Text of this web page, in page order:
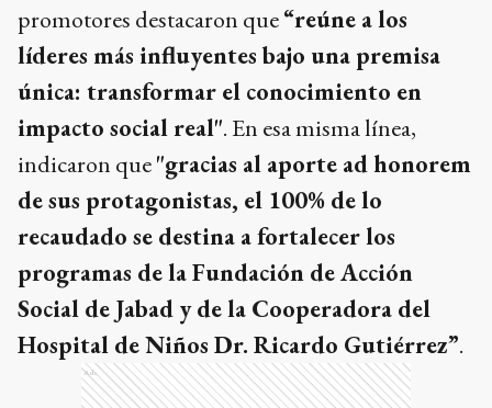
promotores destacaron que“reúne a los
líderes más influyentes bajo una premisa
única: transformar el conocimiento en
impacto social real". En esa misma línea,
indicaron que"gracias al aporte ad honorem
de sus protagonistas, el 100% de lo
recaudado se destina a fortalecer los
programas de la Fundación de Acción
Social de Jabad y de la Cooperadora del
Hospital de Niños Dr. Ricardo Gutiérrez”.
Ads